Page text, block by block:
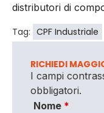
distributori di
Tag: CPF Industriale
RICHIEDI
I campi
obbligatori.
Nome *